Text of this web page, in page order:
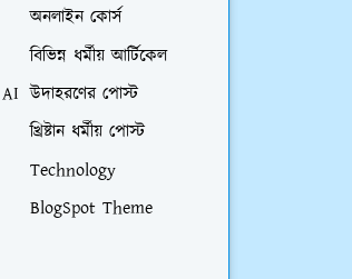
অনলাইন কোর্স
বিভিন্ন ধর্মীয় আর্টিকেল
AI উদাহরণের পোস্ট
খ্রিষ্টান ধর্মীয় পোস্ট
Technology
BlogSpot Theme